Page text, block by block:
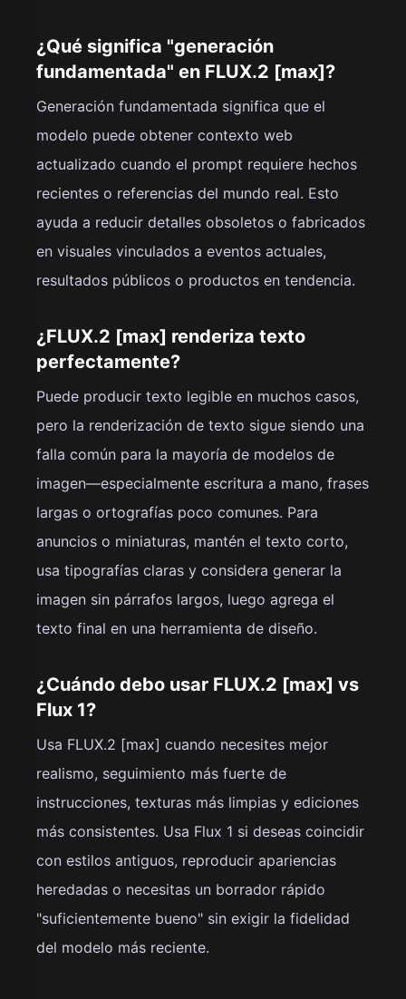
¿Qué significa "generación
fundamentada" en FLUX.2 [max]?
Generación fundamentada significa que el
modelo puede obtener contexto web
actualizado cuando el prompt requiere hechos
recientes o referencias del mundo real. Esto
ayuda a reducir detalles obsoletos o fabricados
en visuales vinculados a eventos actuales,
resultados públicos o productos en tendencia.
¿FLUX.2 [max] renderiza texto
perfectamente?
Puede producir texto legible en muchos casos,
pero la renderización de texto sigue siendo una
falla común para la mayoría de modelos de
imagen—especialmente escritura a mano, frases
largas o ortografías poco comunes. Para
anuncios o miniaturas, mantén el texto corto,
usa tipografías claras y considera generar la
imagen sin párrafos largos, luego agrega el
texto final en una herramienta de diseño.
¿Cuándo debo usar FLUX.2 [max] vs
Flux 1?
Usa FLUX.2 [max] cuando necesites mejor
realismo, seguimiento más fuerte de
instrucciones, texturas más limpias y ediciones
más consistentes. Usa Flux 1 si deseas coincidir
con estilos antiguos, reproducir apariencias
heredadas o necesitas un borrador rápido
"suficientemente bueno" sin exigir la fidelidad
del modelo más reciente.